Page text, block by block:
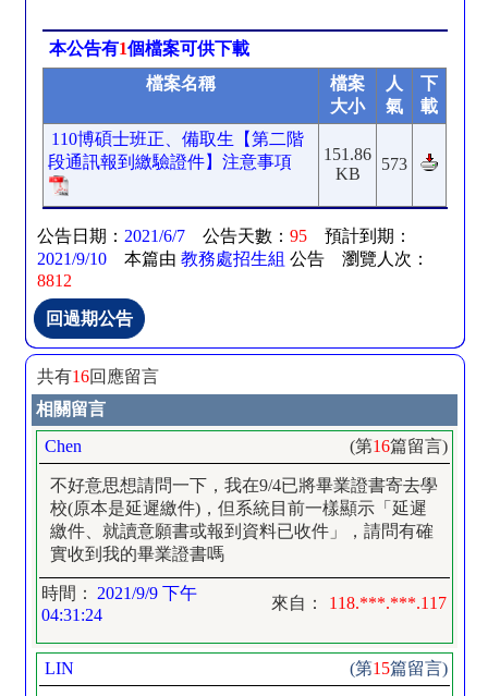
本公告有1個檔案可供下載
檔案名稱
檔案
大小
人
氣
下
載
110博碩士班正、備取生【第二階
段通訊報到繳驗證件】注意事項
151.86
KB
573
公告日期：2021/6/7 公告天數：95 預計到期：
2021/9/10 本篇由 教務處招生組公告 瀏覽人次：
8812
共有16回應留言
相關留言
Chen
(第16篇留言)
不好意思想請問一下，我在9/4已將畢業證書寄去學
校(原本是延遲繳件)，但系統目前一樣顯示「延遲
繳件、就讀意願書或報到資料已收件」，請問有確
實收到我的畢業證書嗎
時間：
2021/9/9 下午
04:31:24
來自： 118.***.***.117
LIN (第15篇留言)